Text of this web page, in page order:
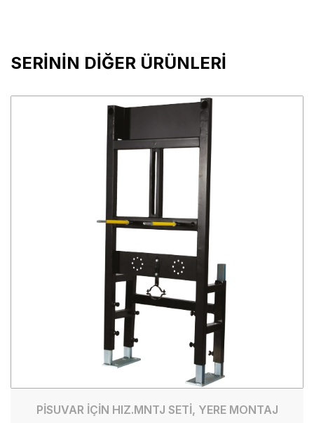
SERİNİN DİĞER ÜRÜNLERİ
PİSUVAR İÇİN HIZ.MNTJ SETİ, YERE MONTAJ